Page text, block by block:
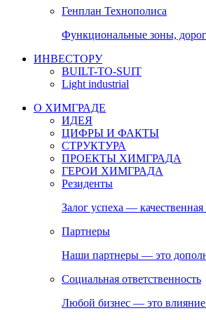
Генплан Технополиса
Функциональные зоны,
ИНВЕСТОРУ
BUILT-TO-SUIT
Light industrial
О ХИМГРАДЕ
ИДЕЯ
ЦИФРЫ И ФАКТЫ
СТРУКТУРА
ПРОЕКТЫ ХИМГРАДА
ГЕРОИ ХИМГРАДА
Резиденты
Залог успеха —
Партнеры
Наши партнеры — это
Социальная ответственность
Любой бизнес — это